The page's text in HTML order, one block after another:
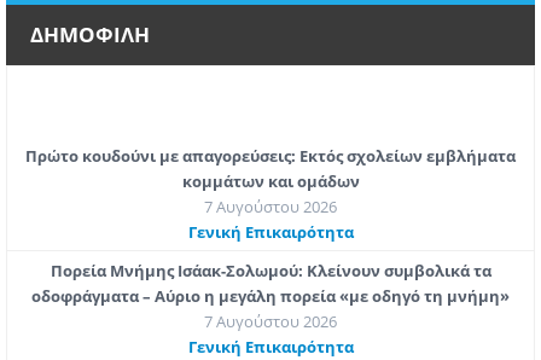
ΔΗΜΟΦΙΛΗ
Πρώτο κουδούνι με απαγορεύσεις: Εκτός σχολείων εμβλήματα
κομμάτων και ομάδων
7 Αυγούστου 2026
Γενική Επικαιρότητα
Πορεία Μνήμης Ισάακ-Σολωμού: Κλείνουν συμβολικά τα
οδοφράγματα – Αύριο η μεγάλη πορεία «με οδηγό τη μνήμη»
7 Αυγούστου 2026
Γενική Επικαιρότητα